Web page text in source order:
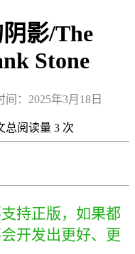
影/The
Stone
：2025年3月18日
总阅读量 3次
持正版，如果都
开发出更好、更